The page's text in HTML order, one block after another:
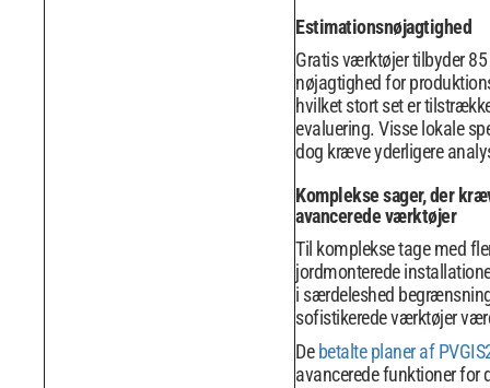
Estimationsnøjagtighed
Gratis værktøjer tilbyder 85
nøjagtighed for
hvilket stort set er
evaluering. Visse lokale
dog kræve yderligere
Komplekse sager, der
avancerede værktøjer
Til komplekse tage med
jordmonterede
i særdeleshed
sofistikerede værktøjer
Debetalte planer af
avancerede funktioner for